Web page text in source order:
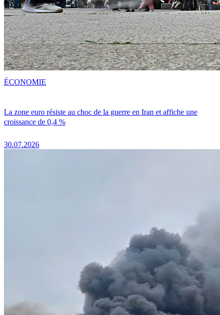
La zone euro résiste au choc de la guerre en Iran et affiche une
croissance de 0,4 %
30.07.2026
ÉCONOMIE